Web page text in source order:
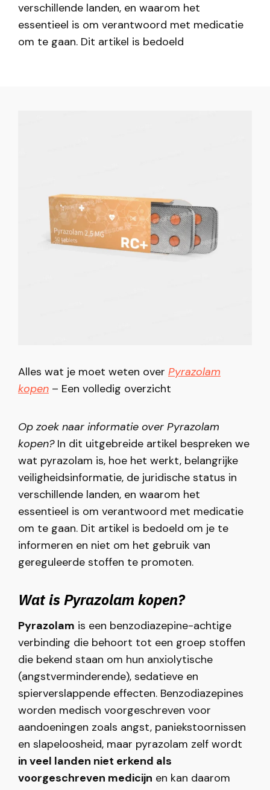
verschillende landen, en waarom het
essentieel is om verantwoord met medicatie
om te gaan. Dit artikel is bedoeld
Alles wat je moet weten over Pyrazolam
kopen – Een volledig overzicht
Op zoek naar informatie over Pyrazolam
kopen?In dit uitgebreide artikel bespreken we
wat pyrazolam is, hoe het werkt, belangrijke
veiligheidsinformatie, de juridische status in
verschillende landen, en waarom het
essentieel is om verantwoord met medicatie
om te gaan. Dit artikel is bedoeld om je te
informeren en niet om het gebruik van
gereguleerde stoffen te promoten.
Wat is Pyrazolam kopen?
Pyrazolam is een benzodiazepine-achtige
verbinding die behoort tot een groep stoffen
die bekend staan om hun anxiolytische
(angstverminderende), sedatieve en
spierverslappende effecten. Benzodiazepines
worden medisch voorgeschreven voor
aandoeningen zoals angst, paniekstoornissen
en slapeloosheid, maar pyrazolam zelf wordt
in veel landen niet erkend als
voorgeschreven medicijn en kan daarom